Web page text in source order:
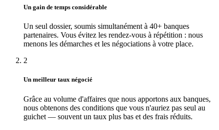
Un gain de temps considérable
Un seul dossier, soumis simultanément à 40+ banques
partenaires. Vous évitez les rendez-vous à répétition : nous
menons les démarches et les négociations à votre place.
2
Un meilleur taux négocié
Grâce au volume d'affaires que nous apportons aux banques,
nous obtenons des conditions que vous n'auriez pas seul au
guichet — souvent un taux plus bas et des frais réduits.